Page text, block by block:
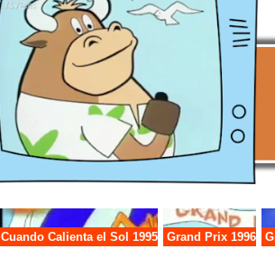
Cuando Calienta el Sol 1995 Grand Prix 1996